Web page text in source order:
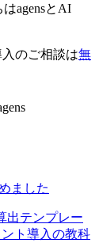
agensとAI
のご相談は無
ました
出テンプレー
ト導入の教科